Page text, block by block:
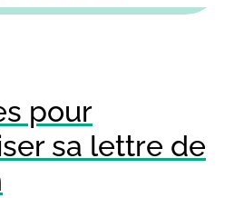
pour
sa lettre de